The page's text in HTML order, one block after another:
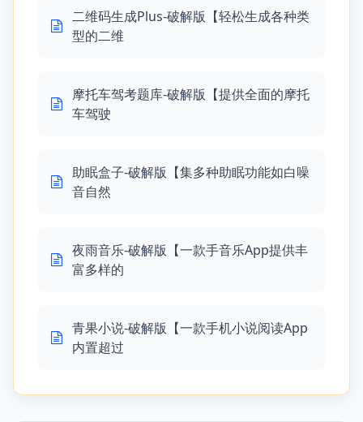
二维码生成Plus-破解版【轻松生成各种类
型的二维
摩托车驾考题库-破解版【提供全面的摩托
车驾驶
助眠盒子-破解版【集多种助眠功能如白噪
音自然
夜雨音乐-破解版【一款手音乐App提供丰
富多样的
青果小说-破解版【一款手机小说阅读App
内置超过